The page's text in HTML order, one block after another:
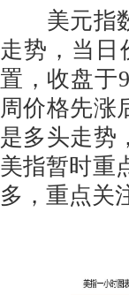
美元指数
走势，当日
置，收盘于
周价格先涨
是多头走势
美指暂时重
多，重点关